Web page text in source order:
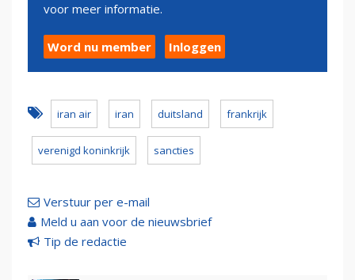
voor meer informatie.
Word nu member Inloggen
iran air iran duitsland frankrijk
verenigd koninkrijk sancties
Verstuur per e-mail
Meld u aan voor de nieuwsbrief
Tip de redactie